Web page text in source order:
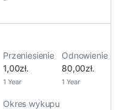
Przeniesienie
1,00zł.
1 Year
Odnowienie
80,00zł.
1 Year
Okres wykupu